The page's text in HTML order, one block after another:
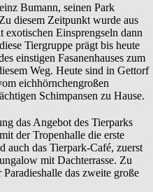
Bumann, seinen Park
diesem Zeitpunkt wurde aus
Einsprengseln dann
Tiergruppe prägt bis heute
einstigen Fasanenhauses zum
Weg. Heute sind in Gettorf
eichhörnchengroßen
Schimpansen zu Hause.
das Angebot des Tierparks
der Tropenhalle die erste
auch das Tierpark-Café, zuerst
mit Dachterrasse. Zu
das zweite große